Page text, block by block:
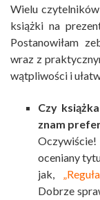
Wielu
książki na
Postanowiłam
wraz z
wątpliwości i
Czy
znam
oceniany
jak,
Dobrze